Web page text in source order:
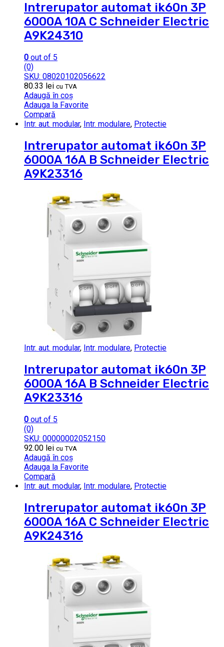
Intrerupator automat ik60n 3P
6000A 10A C Schneider Electric
A9K24310
0 out of 5
(0)
SKU: 08020102056622
80.33 lei cu TVA
Adaugă în coș
Adauga la Favorite
Compară
Intr. aut. modular, Intr. modulare, Protectie
Intrerupator automat ik60n 3P
6000A 16A B Schneider Electric
A9K23316
Intr. aut. modular, Intr. modulare, Protectie
Intrerupator automat ik60n 3P
6000A 16A B Schneider Electric
A9K23316
0 out of 5
(0)
SKU: 00000002052150
92.00 lei cu TVA
Adaugă în coș
Adauga la Favorite
Compară
Intr. aut. modular, Intr. modulare, Protectie
Intrerupator automat ik60n 3P
6000A 16A C Schneider Electric
A9K24316